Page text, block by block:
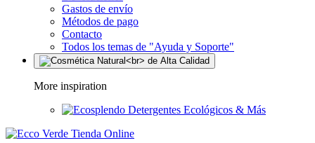
Gastos de envío
Métodos de pago
Contacto
Todos los temas de "Ayuda y Soporte"
More inspiration
Detergentes Ecológicos & Más